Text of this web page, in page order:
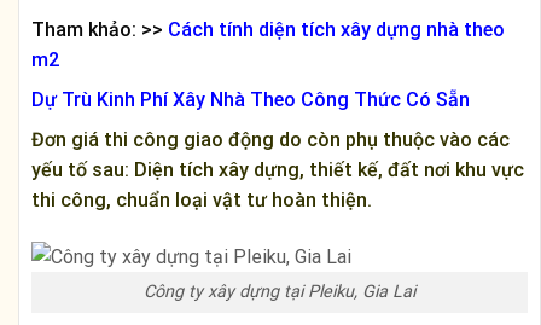
Tham khảo: >> Cách tính diện tích xây dựng nhà theo
m2
Dự Trù Kinh Phí Xây Nhà Theo Công Thức Có Sẵn
Đơn giá thi công giao động do còn phụ thuộc vào các
yếu tố sau: Diện tích xây dựng, thiết kế, đất nơi khu vực
thi công, chuẩn loại vật tư hoàn thiện.
Công ty xây dựng tại Pleiku, Gia Lai